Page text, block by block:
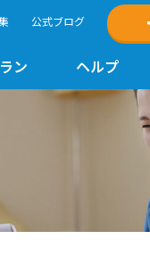
公式ブログ
ン ヘルプ